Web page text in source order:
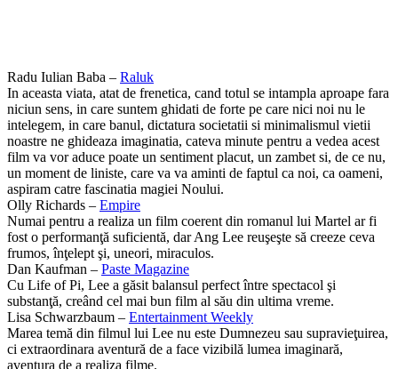
Radu Iulian Baba – Raluk
In aceasta viata, atat de frenetica, cand totul se intampla aproape fara
niciun sens, in care suntem ghidati de forte pe care nici noi nu le
intelegem, in care banul, dictatura societatii si minimalismul vietii
noastre ne ghideaza imaginatia, cateva minute pentru a vedea acest
film va vor aduce poate un sentiment placut, un zambet si, de ce nu,
un moment de liniste, care va va aminti de faptul ca noi, ca oameni,
aspiram catre fascinatia magiei Noului.
Olly Richards – Empire
Numai pentru a realiza un film coerent din romanul lui Martel ar fi
fost o performanţă suficientă, dar Ang Lee reuşeşte să creeze ceva
frumos, înţelept şi, uneori, miraculos.
Dan Kaufman – Paste Magazine
Cu Life of Pi, Lee a găsit balansul perfect între spectacol şi
substanţă, creând cel mai bun film al său din ultima vreme.
Lisa Schwarzbaum – Entertainment Weekly
Marea temă din filmul lui Lee nu este Dumnezeu sau supravieţuirea,
ci extraordinara aventură de a face vizibilă lumea imaginară,
aventura de a realiza filme.